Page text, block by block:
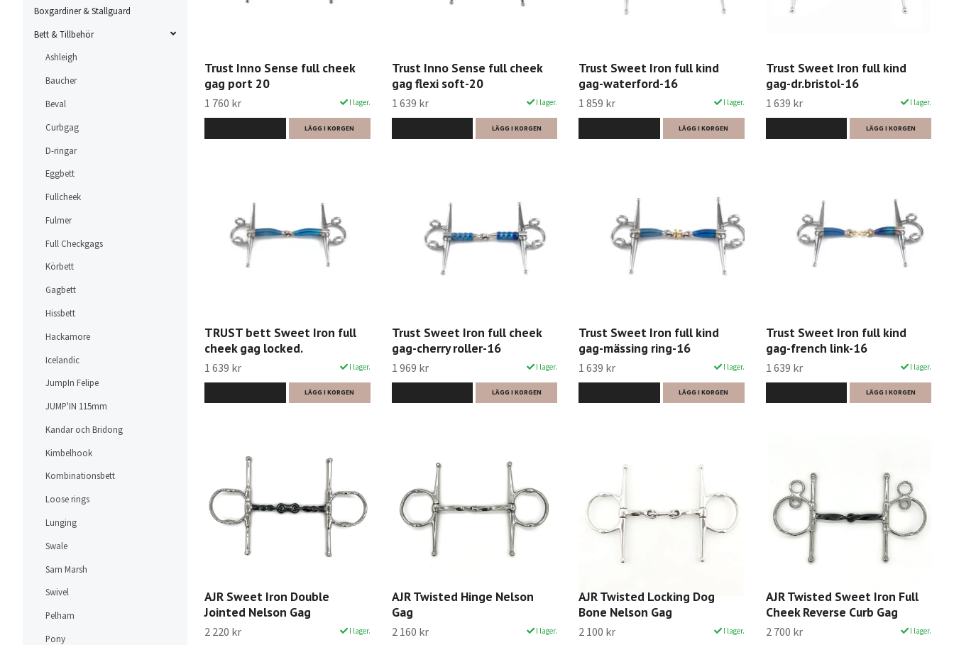
Boxgardiner & Stallguard
Bett & Tillbehör
Ashleigh
Baucher
Beval
Curbgag
D-ringar
Eggbett
Fullcheek
Fulmer
Full Checkgags
Körbett
Gagbett
Hissbett
Hackamore
Icelandic
JumpIn Felipe
JUMP'IN 115mm
Kandar och Bridong
Kimbelhook
Kombinationsbett
Loose rings
Lunging
Swale
Sam Marsh
Swivel
Pelham
Pony
Trust Inno Sense full cheek
gag port 20
1 760 kr I lager.
LÄGG I KORGEN
Trust Inno Sense full cheek
gag flexi soft-20
1 639 kr I lager.
LÄGG I KORGEN
Trust Sweet Iron full kind
gag-waterford-16
1 859 kr I lager.
LÄGG I KORGEN
Trust Sweet Iron full kind
gag-dr.bristol-16
1 639 kr I lager.
LÄGG I KORGEN
TRUST bett Sweet Iron full
cheek gag locked.
1 639 kr I lager.
LÄGG I KORGEN
Trust Sweet Iron full cheek
gag-cherry roller-16
1 969 kr I lager.
LÄGG I KORGEN
Trust Sweet Iron full kind
gag-mässing ring-16
1 639 kr I lager.
LÄGG I KORGEN
Trust Sweet Iron full kind
gag-french link-16
1 639 kr I lager.
LÄGG I KORGEN
AJR Sweet Iron Double
Jointed Nelson Gag
2 220 kr I lager.
AJR Twisted Hinge Nelson
Gag
2 160 kr I lager.
AJR Twisted Locking Dog
Bone Nelson Gag
2 100 kr I lager.
AJR Twisted Sweet Iron Full
Cheek Reverse Curb Gag
2 700 kr I lager.